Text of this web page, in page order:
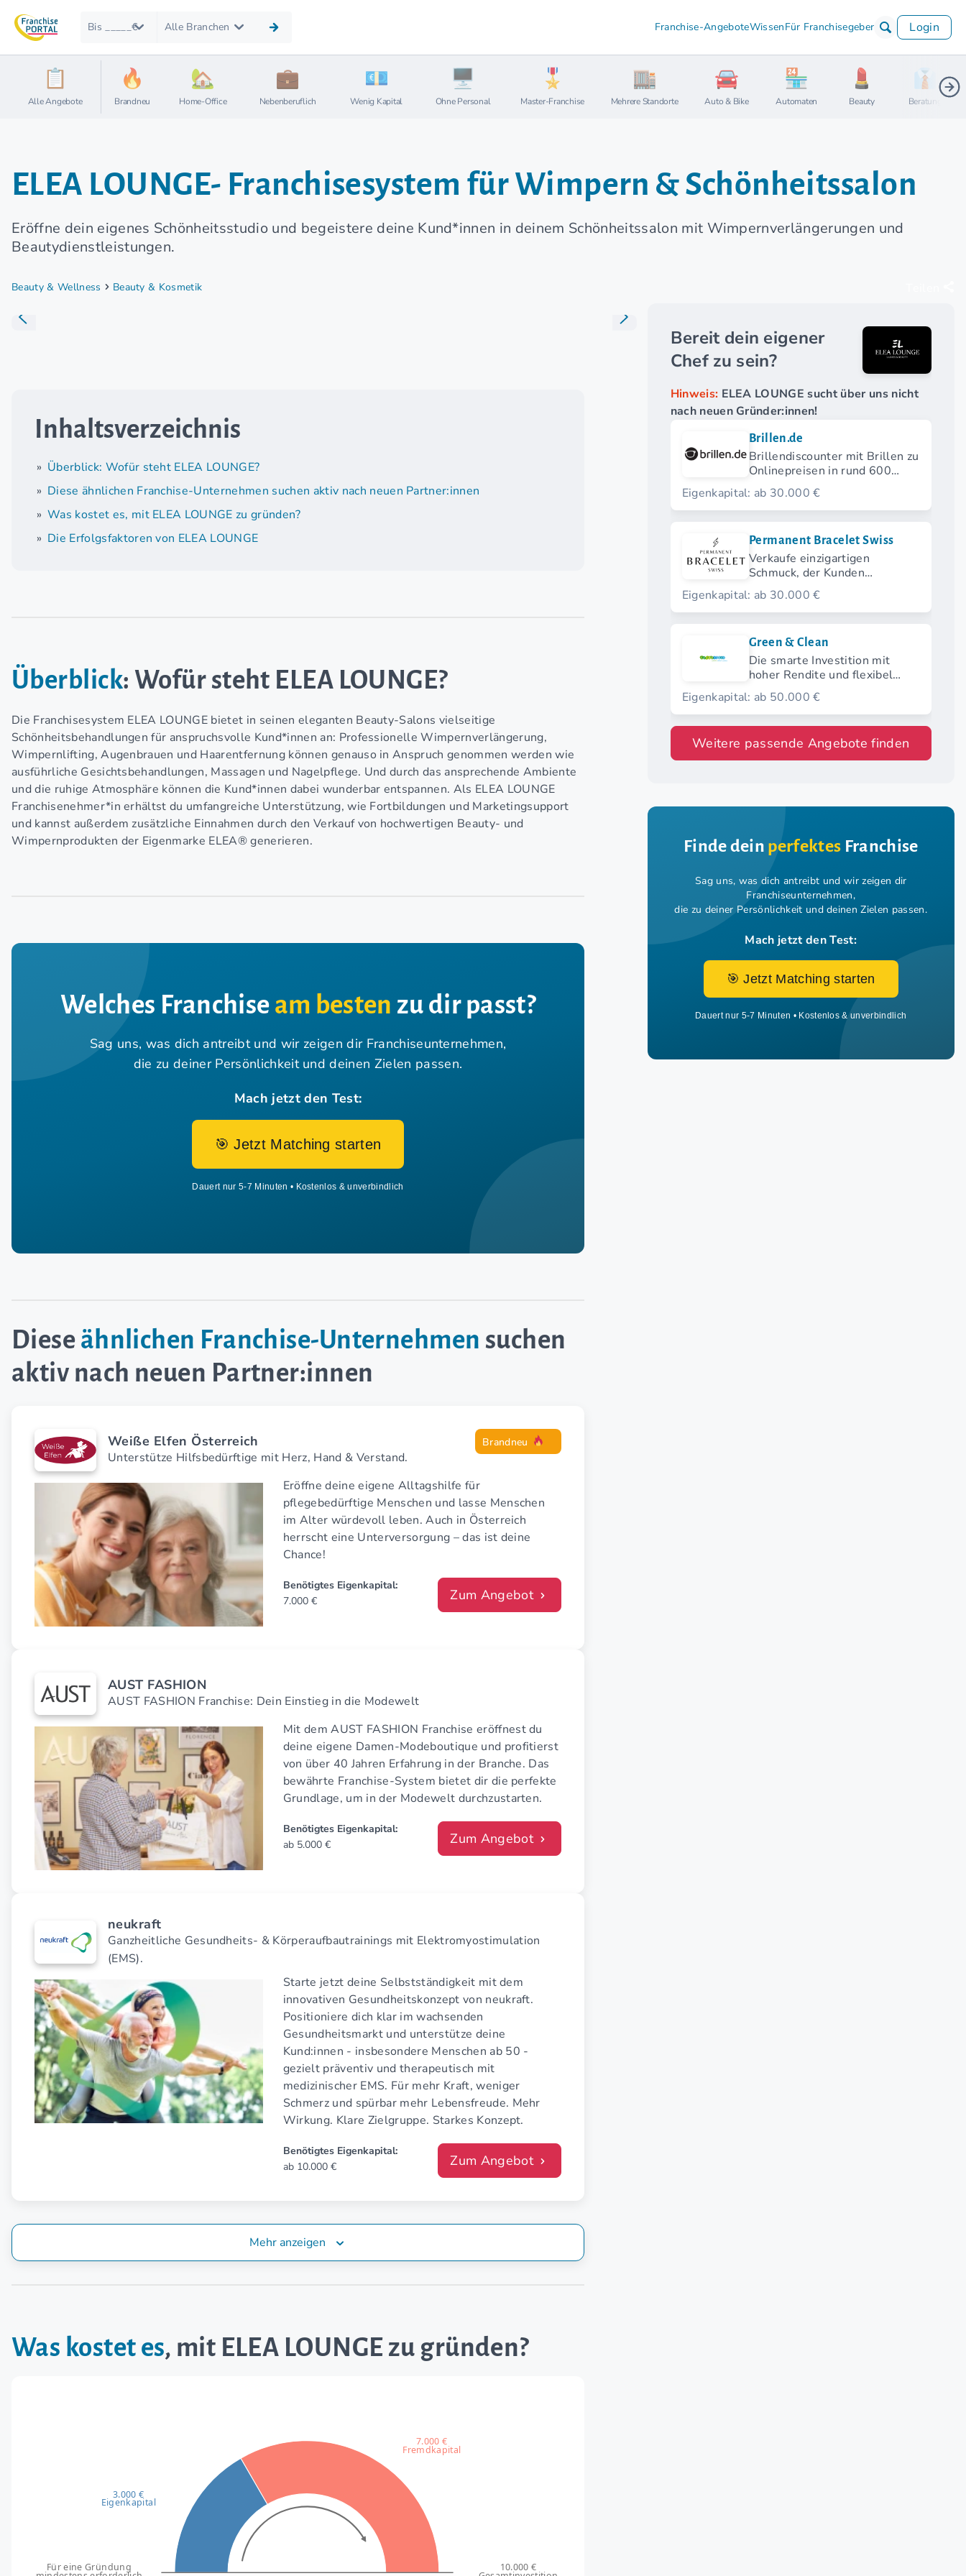
Bis _____€ Alle Branchen Franchise-AngeboteWissenFür Franchisegeber Login
Alle Angebote Brandneu Home-Office Nebenberuflich Wenig Kapital Ohne Personal Master-Franchise Mehrere Standorte Auto & Bike Automaten Beauty Beratung
ELEA LOUNGE- Franchisesystem für Wimpern & Schönheitssalon
Eröffne dein eigenes Schönheitsstudio und begeistere deine Kund*innen in deinem Schönheitssalon mit Wimpernverlängerungen und
Beautydienstleistungen.
Beauty & Wellness Beauty & Kosmetik
Inhaltsverzeichnis
Überblick: Wofür steht ELEA LOUNGE?
Diese ähnlichen Franchise-Unternehmen suchen aktiv nach neuen Partner:innen
Was kostet es, mit ELEA LOUNGE zu gründen?
Die Erfolgsfaktoren von ELEA LOUNGE
Überblick: Wofür steht ELEA LOUNGE?
Die Franchisesystem ELEA LOUNGE bietet in seinen eleganten Beauty-Salons vielseitige
Schönheitsbehandlungen für anspruchsvolle Kund*innen an: Professionelle Wimpernverlängerung,
Wimpernlifting, Augenbrauen und Haarentfernung können genauso in Anspruch genommen werden wie
ausführliche Gesichtsbehandlungen, Massagen und Nagelpflege. Und durch das ansprechende Ambiente
und die ruhige Atmosphäre können die Kund*innen dabei wunderbar entspannen. Als ELEA LOUNGE
Franchisenehmer*in erhältst du umfangreiche Unterstützung, wie Fortbildungen und Marketingsupport
und kannst außerdem zusätzliche Einnahmen durch den Verkauf von hochwertigen Beauty- und
Wimpernprodukten der Eigenmarke ELEA® generieren.
Welches Franchise am besten zu dir passt?
Sag uns, was dich antreibt und wir zeigen dir Franchiseunternehmen,
die zu deiner Persönlichkeit und deinen Zielen passen.
Mach jetzt den Test:
🎯 Jetzt Matching starten
Dauert nur 5-7 Minuten • Kostenlos & unverbindlich
Diese ähnlichen Franchise-Unternehmen suchen
aktiv nach neuen Partner:innen
Weiße Elfen Österreich
Unterstütze Hilfsbedürftige mit Herz, Hand & Verstand.
Brandneu
Eröffne deine eigene Alltagshilfe für
pflegebedürftige Menschen und lasse Menschen
im Alter würdevoll leben. Auch in Österreich
herrscht eine Unterversorgung – das ist deine
Chance!
Benötigtes Eigenkapital:
7.000 €
Zum Angebot
AUST FASHION
AUST FASHION Franchise: Dein Einstieg in die Modewelt
Mit dem AUST FASHION Franchise eröffnest du
deine eigene Damen-Modeboutique und profitierst
von über 40 Jahren Erfahrung in der Branche. Das
bewährte Franchise-System bietet dir die perfekte
Grundlage, um in der Modewelt durchzustarten.
Benötigtes Eigenkapital:
ab 5.000 €
Zum Angebot
neukraft
Ganzheitliche Gesundheits- & Körperaufbautrainings mit Elektromyostimulation
(EMS).
Starte jetzt deine Selbstständigkeit mit dem
innovativen Gesundheitskonzept von neukraft.
Positioniere dich klar im wachsenden
Gesundheitsmarkt und unterstütze deine
Kund:innen - insbesondere Menschen ab 50 -
gezielt präventiv und therapeutisch mit
medizinischer EMS. Für mehr Kraft, weniger
Schmerz und spürbar mehr Lebensfreude. Mehr
Wirkung. Klare Zielgruppe. Starkes Konzept.
Benötigtes Eigenkapital:
ab 10.000 €
Zum Angebot
Mehr anzeigen
Was kostet es, mit ELEA LOUNGE zu gründen?
7.000 €
Fremdkapital
3.000 €
Eigenkapital
Für eine Gründung 10.000 €
Bereit dein eigener
Chef zu sein?
Hinweis: ELEA LOUNGE sucht über uns nicht
nach neuen Gründer:innen!
Brillen.de
Brillendiscounter mit Brillen zu
Onlinepreisen in rund 600
lokalen Showrooms
Eigenkapital: ab 30.000 €
Permanent Bracelet Swiss
Verkaufe einzigartigen
Schmuck, der Kunden
begeistert und permanent ist.
Eigenkapital: ab 30.000 €
Green & Clean
Die smarte Investition mit
hoher Rendite und flexibel
wählbarem Startmodell.
Eigenkapital: ab 50.000 €
Weitere passende Angebote finden
Finde dein perfektes Franchise
Sag uns, was dich antreibt und wir zeigen dir
Franchiseunternehmen,
die zu deiner Persönlichkeit und deinen Zielen passen.
Mach jetzt den Test:
🎯 Jetzt Matching starten
Dauert nur 5-7 Minuten • Kostenlos & unverbindlich